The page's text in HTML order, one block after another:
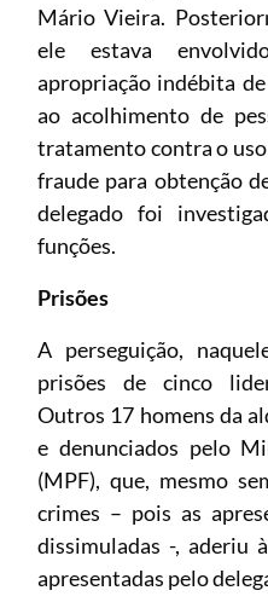
Mário Vieira.
ele estava
apropriação indébita
ao acolhimento de
tratamento contra o
fraude para obtenção
delegado foi
funções.
Prisões
A perseguição,
prisões de cinco
Outros 17 homens da
e denunciados pelo
(MPF), que, mesmo
crimes – pois as
dissimuladas -, aderiu
apresentadas pelo